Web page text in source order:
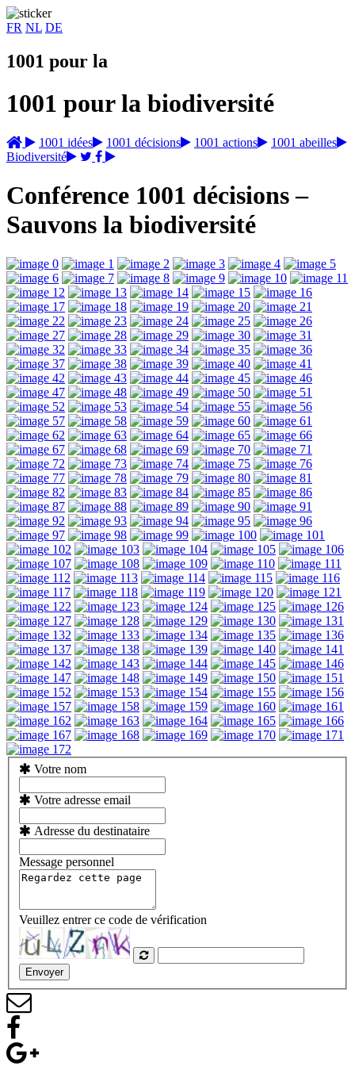
FR NL DE
1001 pour la
1001 pour la biodiversité
1001 idées 1001 décisions 1001 actions
1001 abeilles
Biodiversité
Conférence 1001 décisions –
Sauvons la biodiversité
Votre nom
Votre adresse email
Adresse du destinataire
Message personnel
Veuillez entrer ce code de vérification
Envoyer